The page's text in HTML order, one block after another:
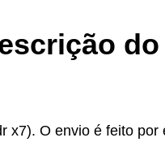
x7). O envio é feito